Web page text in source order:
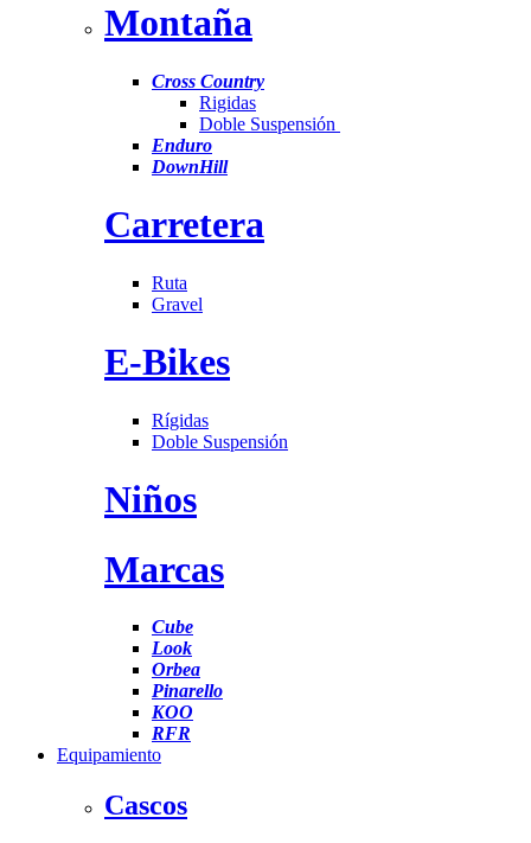
Montaña
Cross Country
Rigidas
Doble Suspensión
Enduro
DownHill
Carretera
Ruta
Gravel
E-Bikes
Rígidas
Doble Suspensión
Niños
Marcas
Cube
Look
Orbea
Pinarello
KOO
RFR
Equipamiento
Cascos